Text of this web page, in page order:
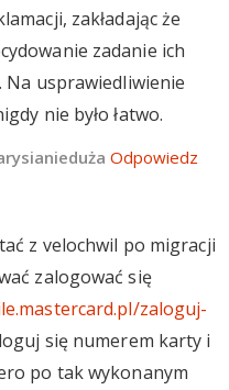
zakładając że
zadanie ich
Na usprawiedliwienie
nie było łatwo.
Odpowiedz
z velochwil po migracji
zalogować się
zaloguj-
się numerem karty i
po tak wykonanym